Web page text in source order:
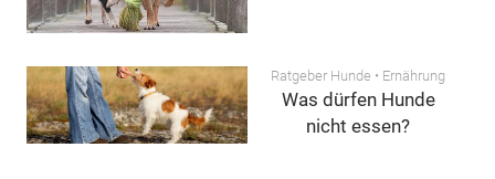
Ratgeber Hunde • Ernährung
Was dürfen Hunde
nicht essen?